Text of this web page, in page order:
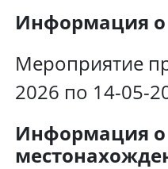
Информация о
Мероприятие
2026 по 14-05-
Информация о